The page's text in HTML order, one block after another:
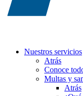
Nuestros servicios
Atrás
Conoce
Multas y
Atrás